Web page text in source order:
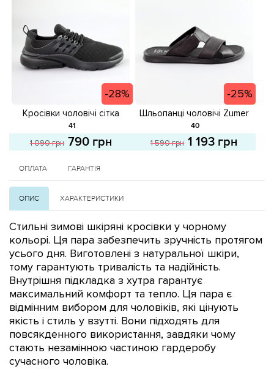
-28%
Кросівки чоловічі сітка
583398 Чорні розпродаж
41
1 090 грн 790 грн
-25%
Шльопанці чоловічі Zumer
40
1 590 грн 1 193 грн
ОПЛАТА ГАРАНТІЯ
ОПИС ХАРАКТЕРИСТИКИ
Стильні зимові шкіряні кросівки у чорному
кольорі. Ця пара забезпечить зручність протягом
усього дня. Виготовлені з натуральної шкіри,
тому гарантують тривалість та надійність.
Внутрішня підкладка з хутра гарантує
максимальний комфорт та тепло. Ця пара є
відмінним вибором для чоловіків, які цінують
якість і стиль у взутті. Вони підходять для
повсякденного використання, завдяки чому
стають незамінною частиною гардеробу
сучасного чоловіка.